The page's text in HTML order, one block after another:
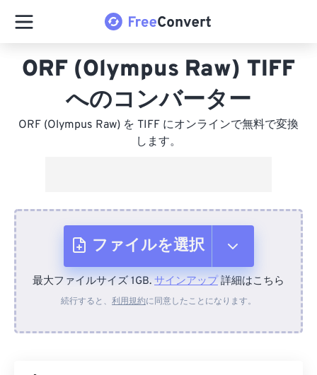
ORF (Olympus Raw) TIFF
へのコンバーター
ORF (Olympus Raw) を TIFF にオンラインで無料で変換
します。
ファイルを選択
デバイスから
最大ファイルサイズ 1GB. サインアップ詳細はこちら
続行すると、 利用規約に同意したことになります。